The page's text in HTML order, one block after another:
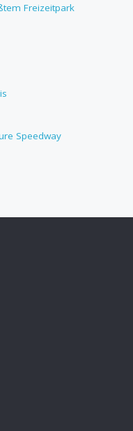
Freizeitpark
Speedway